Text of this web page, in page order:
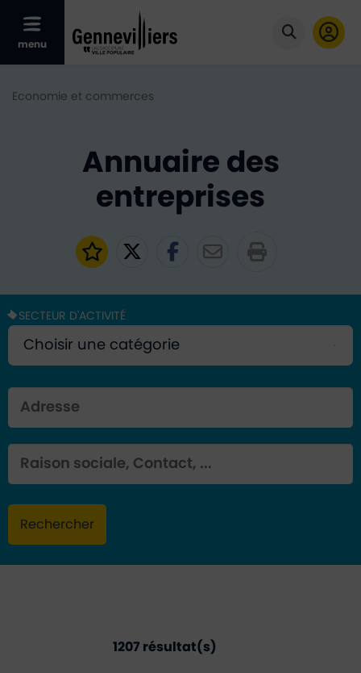
Afficher le menu mobile
menu Cliquer
Economie et commerces
Annuaire des
entreprises
Ajouter aux favoris
Partager sur Twitter
Partager sur
Partager par
SECTEUR D'ACTIVITÉ
Mot clé
Rechercher
1207 résultat(s)